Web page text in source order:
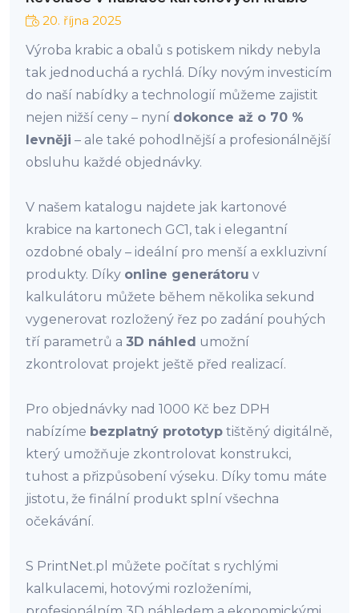
20. října 2025
Výroba krabic a obalů s potiskem nikdy nebyla
tak jednoduchá a rychlá. Díky novým investicím
do naší nabídky a technologií můžeme zajistit
nejen nižší ceny – nyní dokonce až o 70 %
levněji – ale také pohodlnější a profesionálnější
obsluhu každé objednávky.
V našem katalogu najdete jak kartonové
krabice na kartonech GC1, tak i elegantní
ozdobné obaly – ideální pro menší a exkluzivní
produkty. Díky online generátoru v
kalkulátoru můžete během několika sekund
vygenerovat rozložený řez po zadání pouhých
tří parametrů a 3D náhled umožní
zkontrolovat projekt ještě před realizací.
Pro objednávky nad 1000 Kč bez DPH
nabízíme bezplatný prototyp tištěný digitálně,
který umožňuje zkontrolovat konstrukci,
tuhost a přizpůsobení výseku. Díky tomu máte
jistotu, že finální produkt splní všechna
očekávání.
S PrintNet.pl můžete počítat s rychlými
kalkulacemi, hotovými rozloženími,